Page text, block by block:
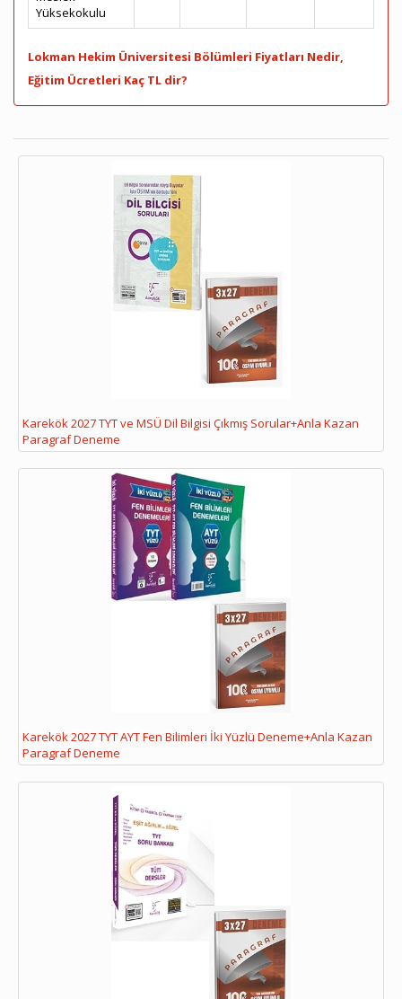
Yüksekokulu
Lokman Hekim Üniversitesi Bölümleri Fiyatları Nedir,
Eğitim Ücretleri Kaç TL dir?
Karekök 2027 TYT ve MSÜ Dil Bilgisi Çıkmış Sorular+Anla Kazan
Paragraf Deneme
Karekök 2027 TYT AYT Fen Bilimleri İki Yüzlü Deneme+Anla Kazan
Paragraf Deneme